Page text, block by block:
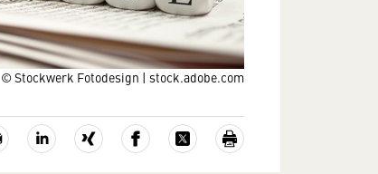
© Stockwerk Fotodesign | stock.adobe.com